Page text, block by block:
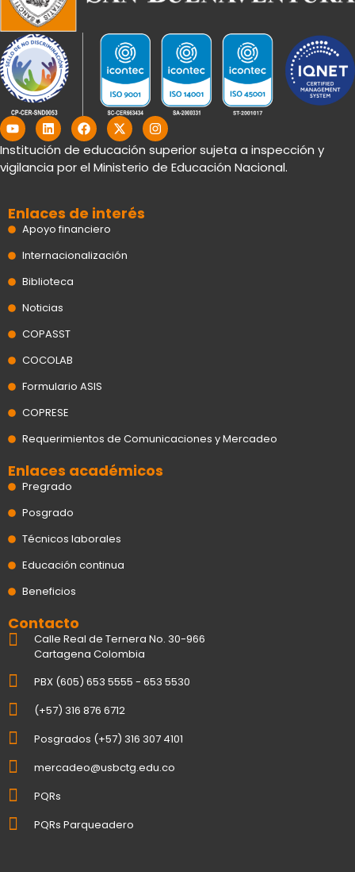
Y
o
u
t
u
L
i
n
k
e
n
F
a
c
e
b
k
X
-
t
w
i
e
r
I
n
s
t
a
Institución de educación superior sujeta a inspección y
vigilancia por el Ministerio de Educación Nacional.
Enlaces de interés
Apoyo financiero
Internacionalización
Biblioteca
Noticias
COPASST
COCOLAB
Formulario ASIS
COPRESE
Requerimientos de Comunicaciones y Mercadeo
Enlaces académicos
Pregrado
Posgrado
Técnicos laborales
Educación continua
Beneficios
Contacto
Calle Real de Ternera No. 30-966
Cartagena Colombia
PBX (605) 653 5555 - 653 5530
(+57) 316 876 6712
Posgrados (+57) 316 307 4101
mercadeo@usbctg.edu.co
PQRs
PQRs Parqueadero